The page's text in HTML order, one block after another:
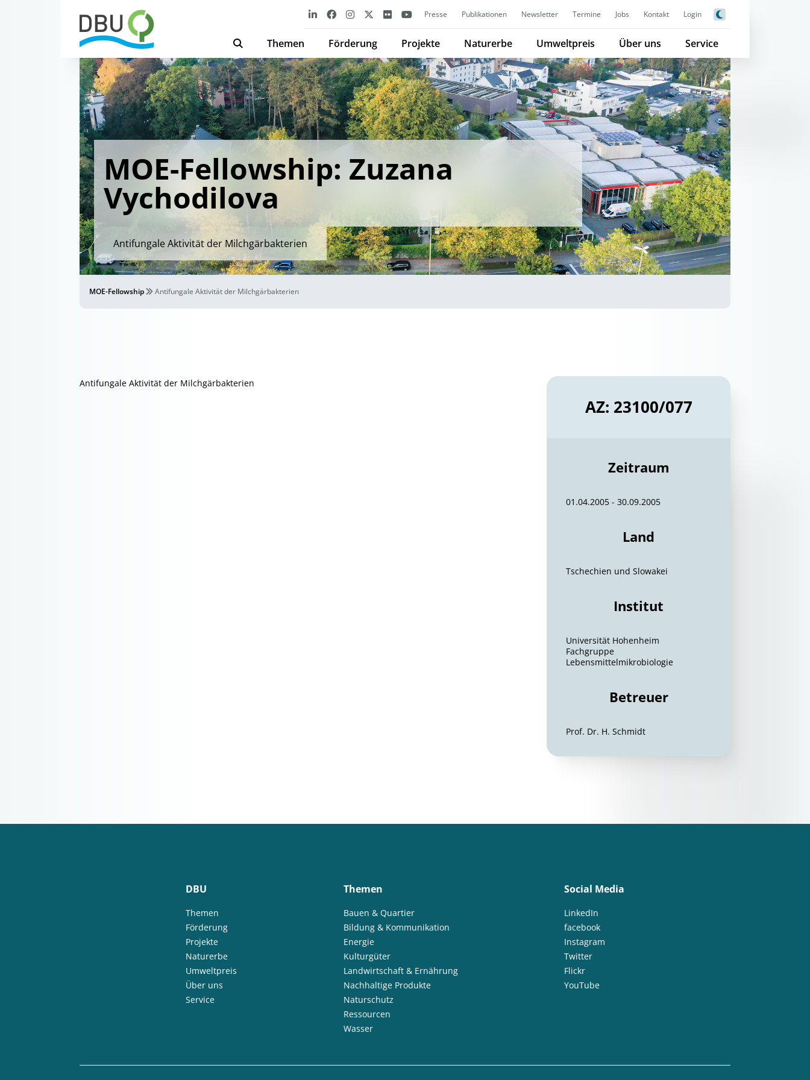
Presse Publikationen Newsletter Termine Jobs Kontakt Login
Themen Förderung Projekte Naturerbe Umweltpreis Über uns Service
MOE-Fellowship: Zuzana
Vychodilova
Antifungale Aktivität der Milchgärbakterien
MOE-Fellowship Antifungale Aktivität der Milchgärbakterien
Antifungale Aktivität der Milchgärbakterien
AZ: 23100/077
Zeitraum
01.04.2005 - 30.09.2005
Land
Tschechien und Slowakei
Institut
Universität Hohenheim
Fachgruppe
Lebensmittelmikrobiologie
Betreuer
Prof. Dr. H. Schmidt
DBU
Themen
Förderung
Projekte
Naturerbe
Umweltpreis
Über uns
Service
Themen
Bauen & Quartier
Bildung & Kommunikation
Energie
Kulturgüter
Landwirtschaft & Ernährung
Nachhaltige Produkte
Naturschutz
Ressourcen
Wasser
Social Media
LinkedIn
facebook
Instagram
Twitter
Flickr
YouTube